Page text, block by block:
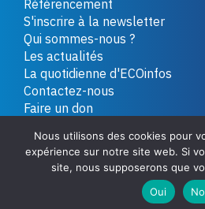
Référencement
S'inscrire à la newsletter
Qui sommes-nous ?
Les actualités
La quotidienne d'ECOinfos
Contactez-nous
Faire un don
Copyright 2026 - Tous droits
Politique
Conditions générales de
Nous utilisons des cookies pour
expérience sur notre site web. Si
site, nous supposerons que
Oui